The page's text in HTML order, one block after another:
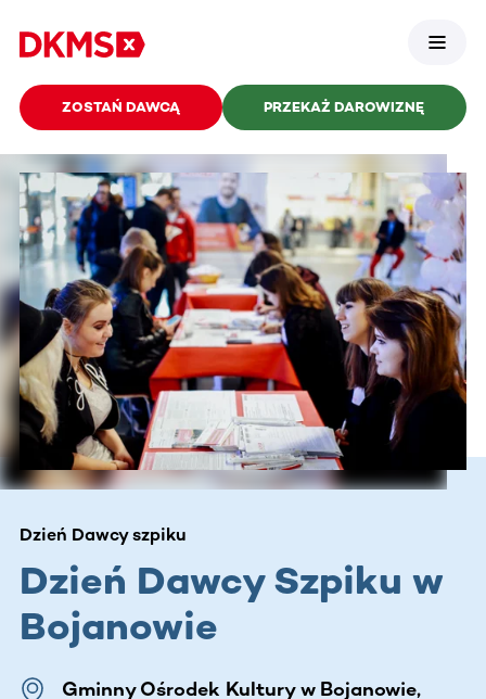
ZOSTAŃ DAWCĄ PRZEKAŻ DAROWIZNĘ
Dzień Dawcy szpiku
Dzień Dawcy Szpiku w
Bojanowie
Gminny Ośrodek Kultury w Bojanowie,